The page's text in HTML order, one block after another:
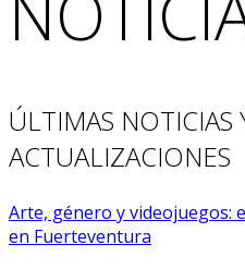
ÚLTIMAS NOTICIAS
ACTUALIZACIONES
Arte, género y videojuegos:
en Fuerteventura